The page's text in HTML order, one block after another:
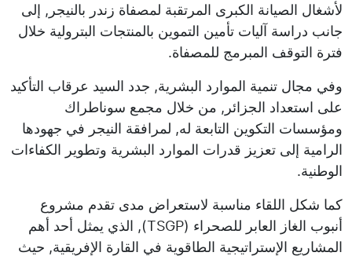
لأشغال الصيانة الكبرى المرتقبة لمصفاة زندر بالنيجر, إلى
جانب دراسة آليات تأمين التموين بالمنتجات البترولية خلال
فترة التوقف المبرمج للمصفاة.
وفي مجال تنمية الموارد البشرية, جدد السيد عرقاب التأكيد
على استعداد الجزائر, من خلال مجمع سوناطراك
ومؤسسات التكوين التابعة له, لمرافقة النيجر في جهودها
الرامية إلى تعزيز قدرات الموارد البشرية وتطوير الكفاءات
الوطنية.
كما شكل اللقاء مناسبة لاستعراض مدى تقدم مشروع
أنبوب الغاز العابر للصحراء (TSGP), الذي يمثل أحد أهم
المشاريع الإستراتيجية الطاقوية في القارة الإفريقية, حيث